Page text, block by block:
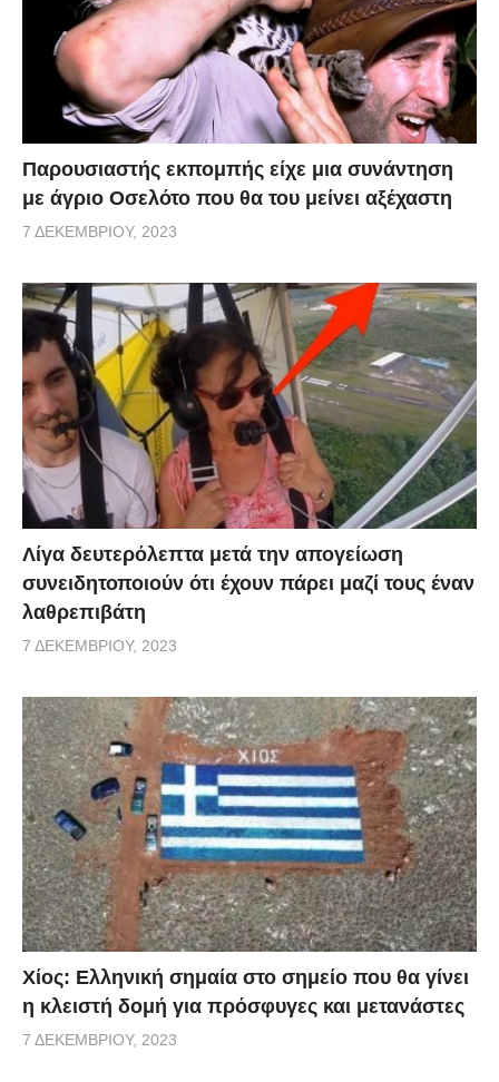
Παρουσιαστής εκπομπής είχε μια συνάντηση
με άγριο Οσελότο που θα του μείνει αξέχαστη
7 ΔΕΚΕΜΒΡΊΟΥ, 2023
Λίγα δευτερόλεπτα μετά την απογείωση
συνειδητοποιούν ότι έχουν πάρει μαζί τους έναν
λαθρεπιβάτη
7 ΔΕΚΕΜΒΡΊΟΥ, 2023
Χίος: Eλληνική σημαία στο σημείο που θα γίνει
η κλειστή δομή για πρόσφυγες και μετανάστες
7 ΔΕΚΕΜΒΡΊΟΥ, 2023